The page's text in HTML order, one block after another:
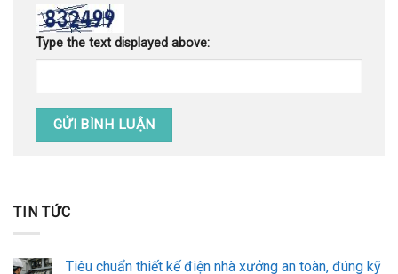
Type the text displayed above:
TIN TỨC
Tiêu chuẩn thiết kế điện nhà xưởng an toàn, đúng kỹ